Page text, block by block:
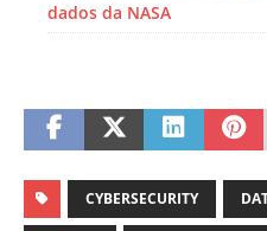
dados da NASA
CYBERSECURITY